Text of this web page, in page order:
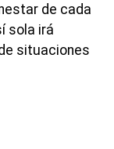
de cada
sola irá
situaciones